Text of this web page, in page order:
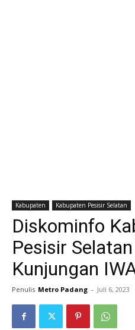
Kabupaten Kabupaten Pesisir Selatan
Diskominfo
Pesisir
Kunjungan
Penulis Metro Padang - Juli 6, 2023